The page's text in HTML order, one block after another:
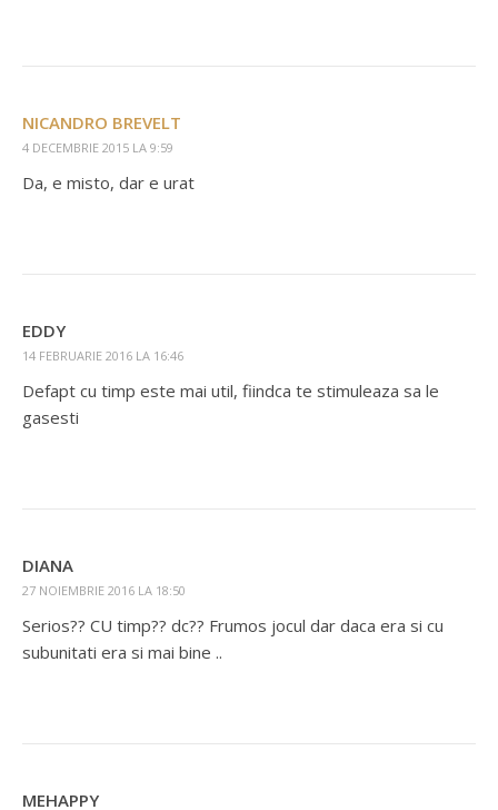
NICANDRO BREVELT
4 DECEMBRIE 2015 LA 9:59
Da, e misto, dar e urat
EDDY
14 FEBRUARIE 2016 LA 16:46
Defapt cu timp este mai util, fiindca te stimuleaza sa le
gasesti
DIANA
27 NOIEMBRIE 2016 LA 18:50
Serios?? CU timp?? dc?? Frumos jocul dar daca era si cu
subunitati era si mai bine ..
MEHAPPY